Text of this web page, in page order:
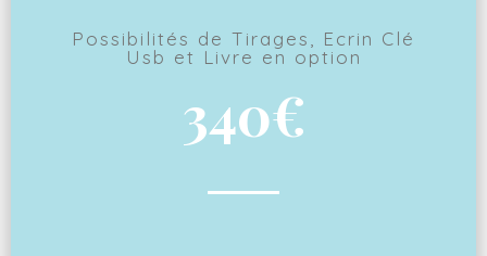
Possibilités de Tirages, Ecrin Clé
Usb et Livre en option
340€